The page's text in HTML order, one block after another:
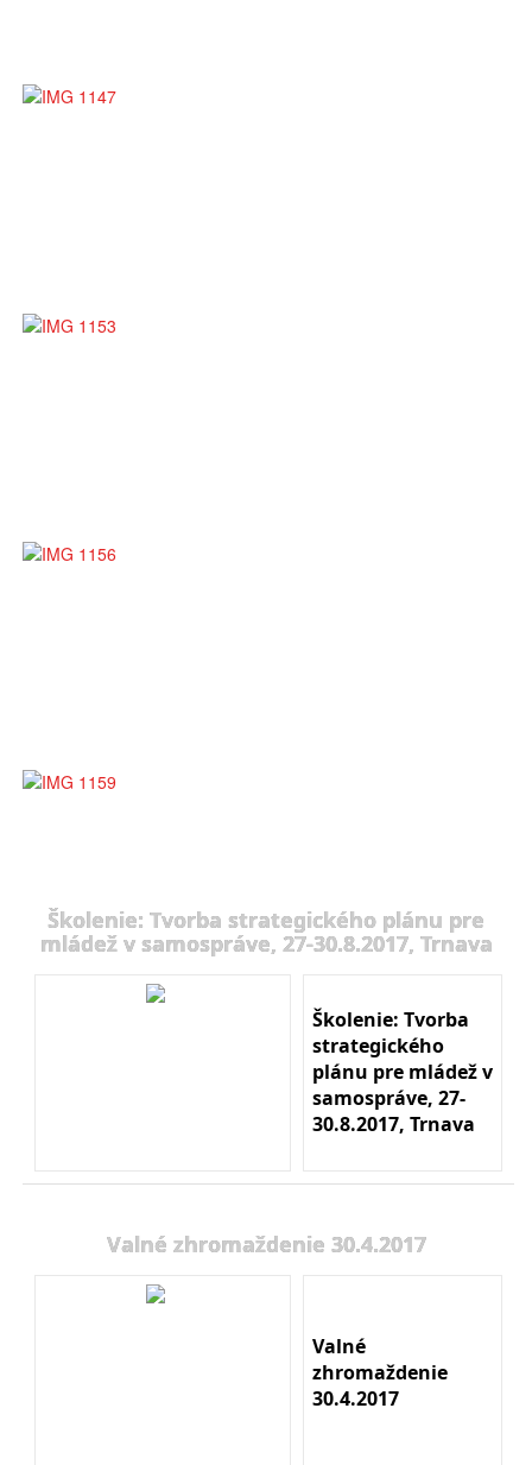
Školenie: Tvorba strategického plánu pre
mládež v samospráve, 27-30.8.2017, Trnava
Školenie: Tvorba
strategického
plánu pre mládež v
samospráve, 27-
30.8.2017, Trnava
Valné zhromaždenie 30.4.2017
Valné
zhromaždenie
30.4.2017